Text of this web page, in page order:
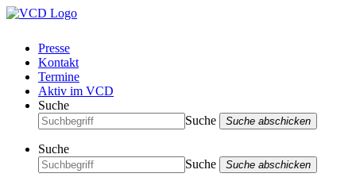
Presse
Kontakt
Termine
Aktiv im VCD
Suche
Suche
Suche abschicken
Suche
Suche
Suche abschicken